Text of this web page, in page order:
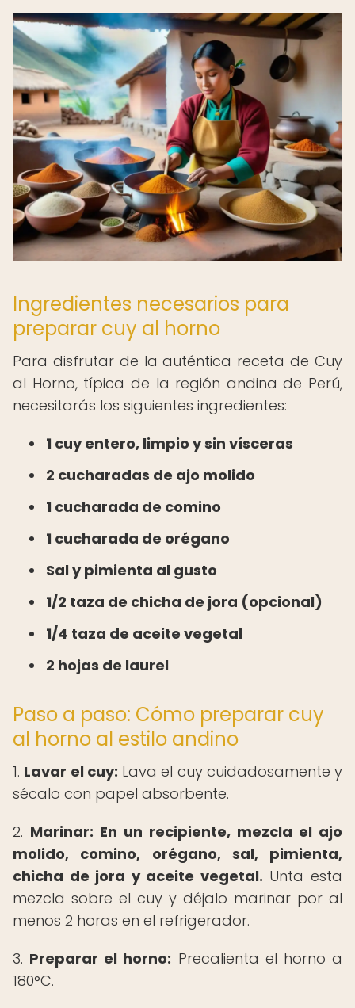
Ingredientes necesarios para
preparar cuy al horno
Para disfrutar de la auténtica receta de Cuy
al Horno, típica de la región andina de Perú,
necesitarás los siguientes ingredientes:
1 cuy entero, limpio y sin vísceras
2 cucharadas de ajo molido
1 cucharada de comino
1 cucharada de orégano
Sal y pimienta al gusto
1/2 taza de chicha de jora (opcional)
1/4 taza de aceite vegetal
2 hojas de laurel
Paso a paso: Cómo preparar cuy
al horno al estilo andino
1. Lavar el cuy: Lava el cuy cuidadosamente y
sécalo con papel absorbente.
2. Marinar: En un recipiente, mezcla el ajo
molido, comino, orégano, sal, pimienta,
chicha de jora y aceite vegetal. Unta esta
mezcla sobre el cuy y déjalo marinar por al
menos 2 horas en el refrigerador.
3. Preparar el horno: Precalienta el horno a
180°C.